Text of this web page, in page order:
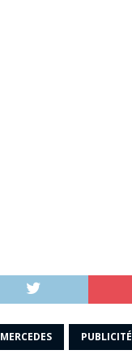
MERCEDES PUBLICITÉ